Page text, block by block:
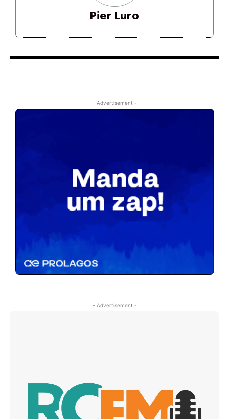
Pier Luro
- Advertisement -
- Advertisement -